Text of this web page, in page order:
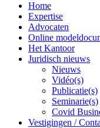
Home
Expertise
Advocaten
Online
Het Kantoor
Juridisch nieuws
Nieuws
Vidéo(s)
Publicatie(s)
Seminarie(s)
Covid
Vestigingen /